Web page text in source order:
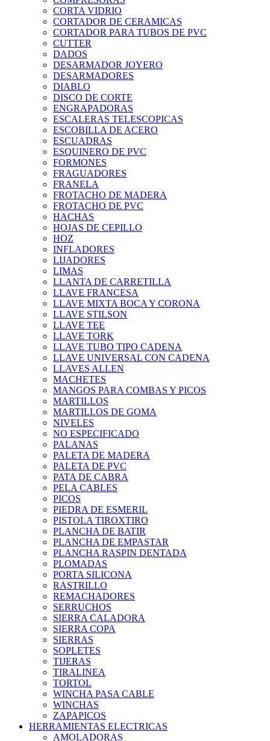
CORTA VIDRIO
CORTADOR DE CERAMICAS
CORTADOR PARA TUBOS DE PVC
CUTTER
DADOS
DESARMADOR JOYERO
DESARMADORES
DIABLO
DISCO DE CORTE
ENGRAPADORAS
ESCALERAS TELESCOPICAS
ESCOBILLA DE ACERO
ESCUADRAS
ESQUINERO DE PVC
FORMONES
FRAGUADORES
FRANELA
FROTACHO DE MADERA
FROTACHO DE PVC
HACHAS
HOJAS DE CEPILLO
HOZ
INFLADORES
LIJADORES
LIMAS
LLANTA DE CARRETILLA
LLAVE FRANCESA
LLAVE MIXTA BOCA Y CORONA
LLAVE STILSON
LLAVE TEE
LLAVE TORK
LLAVE TUBO TIPO CADENA
LLAVE UNIVERSAL CON CADENA
LLAVES ALLEN
MACHETES
MANGOS PARA COMBAS Y PICOS
MARTILLOS
MARTILLOS DE GOMA
NIVELES
NO ESPECIFICADO
PALANAS
PALETA DE MADERA
PALETA DE PVC
PATA DE CABRA
PELA CABLES
PICOS
PIEDRA DE ESMERIL
PISTOLA TIROXTIRO
PLANCHA DE BATIR
PLANCHA DE EMPASTAR
PLANCHA RASPIN DENTADA
PLOMADAS
PORTA SILICONA
RASTRILLO
REMACHADORES
SERRUCHOS
SIERRA CALADORA
SIERRA COPA
SIERRAS
SOPLETES
TIJERAS
TIRALINEA
TORTOL
WINCHA PASA CABLE
WINCHAS
ZAPAPICOS
HERRAMIENTAS ELECTRICAS
AMOLADORAS